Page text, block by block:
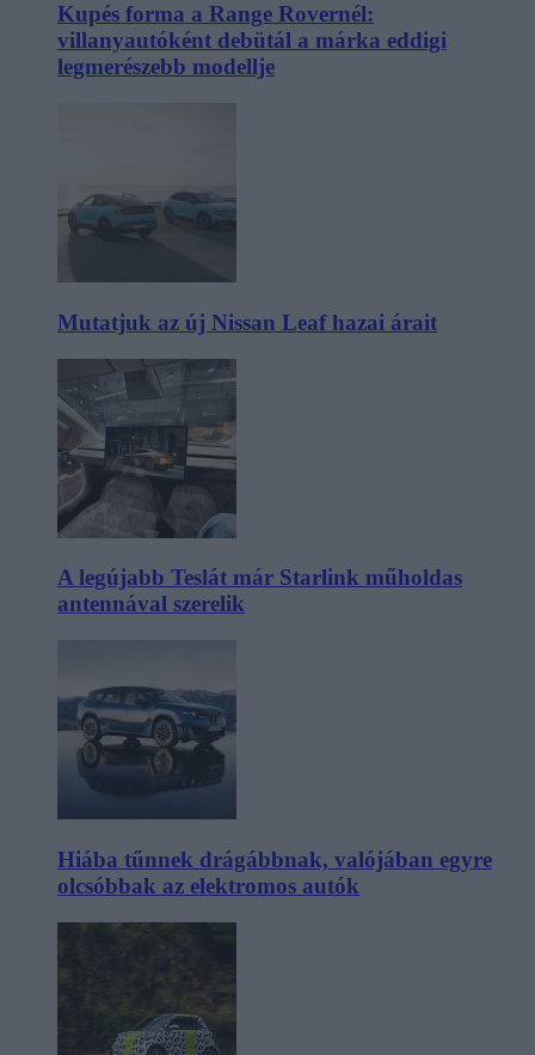
Kupés forma a Range Rovernél:
villanyautóként debütál a márka eddigi
legmerészebb modellje
Mutatjuk az új Nissan Leaf hazai árait
A legújabb Teslát már Starlink műholdas
antennával szerelik
Hiába tűnnek drágábbnak, valójában egyre
olcsóbbak az elektromos autók